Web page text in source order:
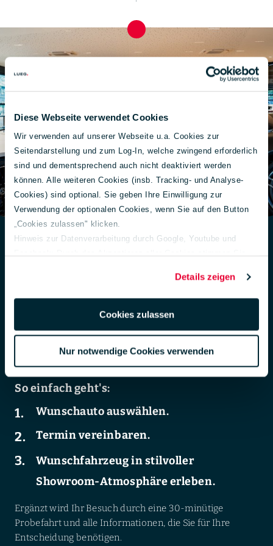
Diese Webseite verwendet Cookies
Wir verwenden auf unserer Webseite u.a. Cookies zur
Seitendarstellung und zum Log-In, welche zwingend erforderlich
sind und dementsprechend auch nicht deaktiviert werden
können. Alle weiteren Cookies (insb. Tracking- und Analyse-
Cookies) sind optional. Sie geben Ihre Einwilligung zur
Verwendung der optionalen Cookies, wenn Sie auf den Button
„Cookies zulassen" klicken.
Hinweis zur Datenverarbeitung durch Google, Youtube und
DSGVO zur Übermittlung in die USA zu. Hierbei besteht das
Risiko, dass Ihre Daten u. U. von US-Behörden zu Kontroll- und
Überwachungs-zwecken verarbeitet werden.
Details zeigen
Cookies zulassen
Nur notwendige Cookies verwenden
der LUEG-Gebrauchtwagenkauf.
Wunschauto auf unserer Website und sichern Sie sich
einen Termin für eine Fahrzeugpräsentation – wenn Sie
möchten, noch heute.
So einfach geht's:
Wunschauto auswählen.
Termin vereinbaren.
Wunschfahrzeug in stilvoller
Showroom-Atmosphäre erleben.
Ergänzt wird Ihr Besuch durch eine 30-minütige
Probefahrt und alle Informationen, die Sie für Ihre
Entscheidung benötigen.